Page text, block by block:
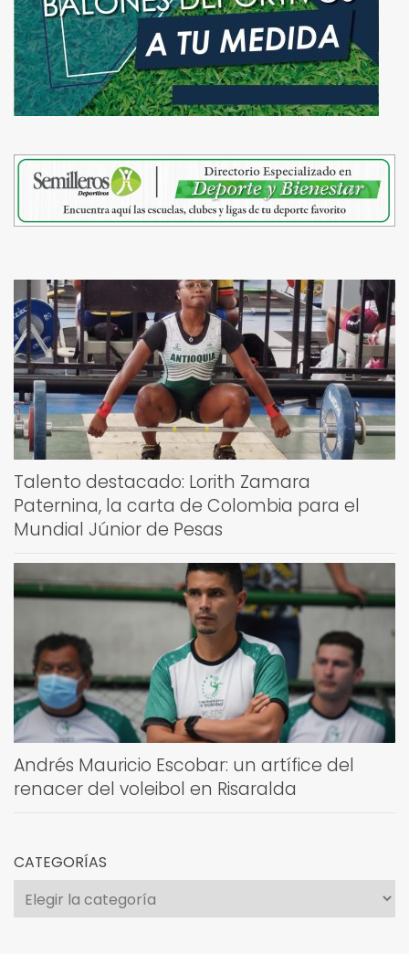
Talento destacado: Lorith Zamara
Paternina, la carta de Colombia para el
Mundial Júnior de Pesas
Andrés Mauricio Escobar: un artífice del
renacer del voleibol en Risaralda
CATEGORÍAS
Categorías